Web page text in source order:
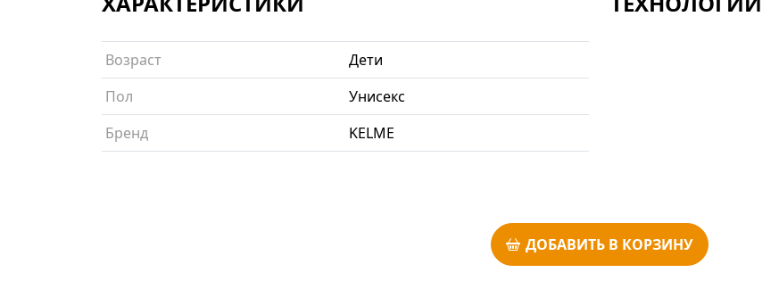
Возраст
Дети
Пол
Унисекс
Бренд
KELME
ДОБАВИТЬ В КОРЗИНУ